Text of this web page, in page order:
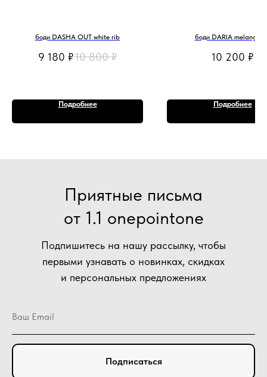
боди DASHA OUT white rib
9 180 ₽10 800 ₽
Подробнее
боди DARIA melange
10 200 ₽
Подробнее
Подпишитесь на нашу рассылку, чтобы
первыми узнавать о новинках, скидках
и персональных предложениях
Приятные письма
от 1.1 onepointone
Подписаться